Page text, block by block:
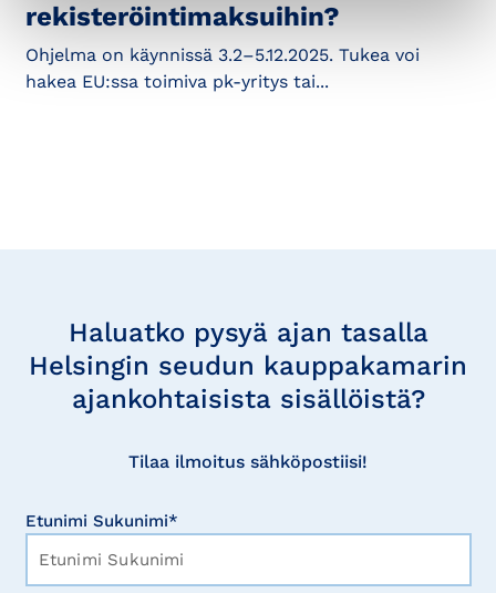
rekisteröintimaksuihin?
Ohjelma on käynnissä 3.2–5.12.2025. Tukea voi
hakea EU:ssa toimiva pk-yritys tai...
Haluatko pysyä ajan tasalla
Helsingin seudun kauppakamarin
ajankohtaisista sisällöistä?
Tilaa ilmoitus sähköpostiisi!
Etunimi Sukunimi*